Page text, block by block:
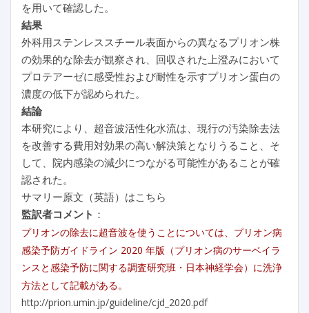
を用いて確認した。
結果
外科用ステンレススチール表面からの異なるプリオン株
の効果的な除去が観察され、回収された上澄みにおいて
プロテアーゼに感受性および耐性を示すプリオン蛋白の
濃度の低下が認められた。
結論
本研究により、超音波活性化水流は、現行の汚染除去法
を改善する費用対効果の高い解決策となりうること、そ
して、院内感染の減少につながる可能性があることが確
認された。
サマリー原文（英語）はこちら
監訳者コメント ：
プリオンの除去に超音波を使うことについては、プリオン病
感染予防ガイドライン 2020 年版（プリオン病のサーベイラ
ンスと感染予防に関する調査研究班・日本神経学会）に洗浄
方法として記載がある。
http://prion.umin.jp/guideline/cjd_2020.pdf